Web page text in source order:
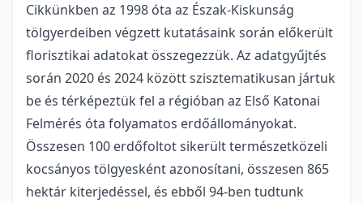
Cikkünkben az 1998 óta az Észak-Kiskunság
tölgyerdeiben végzett kutatásaink során előkerült
florisztikai adatokat összegezzük. Az adatgyűjtés
során 2020 és 2024 között szisztematikusan jártuk
be és térképeztük fel a régióban az Első Katonai
Felmérés óta folyamatos erdőállományokat.
Összesen 100 erdőfoltot sikerült természetközeli
kocsányos tölgyesként azonosítani, összesen 865
hektár kiterjedéssel, és ebből 94-ben tudtunk